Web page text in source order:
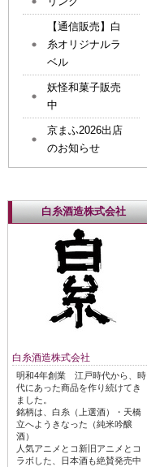
【通信販売】白
糸オリジナルラ
ベル
妖怪和菓子販売
中
京まふ2026出店
のお知らせ
白糸酒造株式会社
白糸酒造株式会社
明和4年創業 江戸時代から、時
代にあった商品を作り続けてき
ました。
銘柄は、白糸（上選酒）・天橋
立へようきなった（純米吟醸
酒）
人気アニメとコ新旧アニメとコ
ラボした、日本酒も絶賛発売中